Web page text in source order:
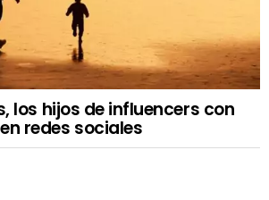
los hijos de influencers con
redes sociales